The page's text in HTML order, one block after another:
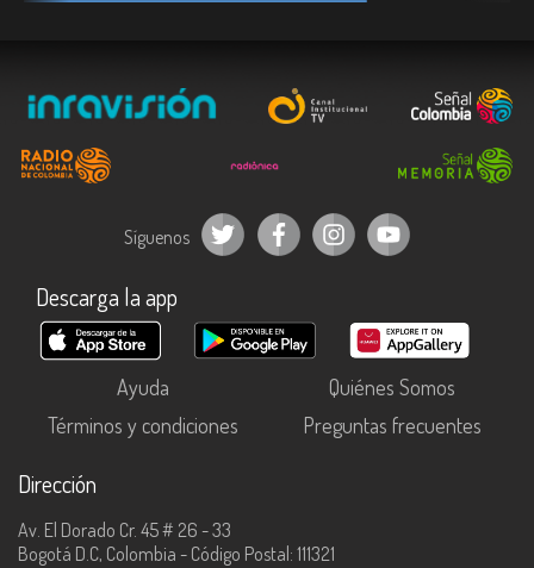
Síguenos
Descarga la app
Ayuda
Quiénes Somos
Términos y condiciones
Preguntas frecuentes
Dirección
Av. El Dorado Cr. 45 # 26 - 33
Bogotá D.C, Colombia - Código Postal: 111321